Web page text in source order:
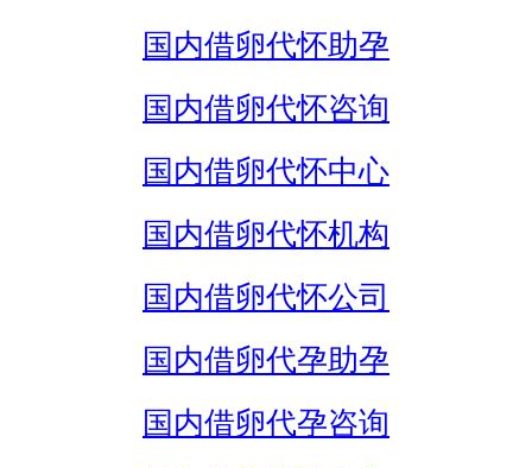
国内借卵代怀助孕
国内借卵代怀咨询
国内借卵代怀中心
国内借卵代怀机构
国内借卵代怀公司
国内借卵代孕助孕
国内借卵代孕咨询